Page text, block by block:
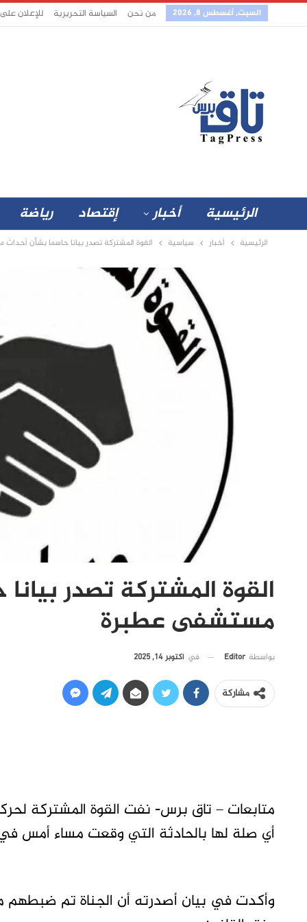
السبت, أغسطس 8, 2026 من نحن السياسة التحريرية للإعلان
الرئيسية أخبار إقتصاد رياضة
الرئيسية أخبار سياسية القوة المشتركة تصدر بيانا حاسما بشأن
القوة المشتركة تصدر
مستشفى عطبرة
بواسطة Editor في أكتوبر 14, 2025
مشاركة
متابعات – تاق برس- نفت القوة المشتركة
أي صلة لها بالحادثة التي وقعت مساء أمس
وأكدت في بيان أصدرته أن الجناة تم ضبطهم